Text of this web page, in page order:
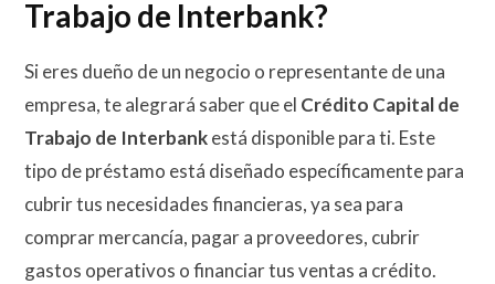
Trabajo de Interbank?
Si eres dueño de un negocio o representante de una
empresa, te alegrará saber que el Crédito Capital de
Trabajo de Interbankestá disponible para ti. Este
tipo de préstamo está diseñado específicamente para
cubrir tus necesidades financieras, ya sea para
comprar mercancía, pagar a proveedores, cubrir
gastos operativos o financiar tus ventas a crédito.